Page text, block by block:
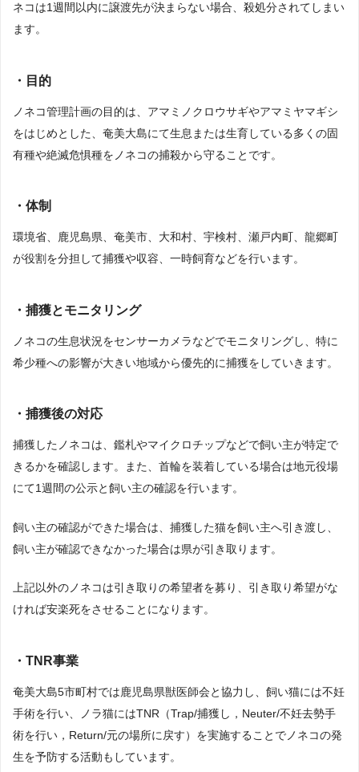
ネコは1週間以内に譲渡先が決まらない場合、殺処分されてしまい
ます。
・目的
ノネコ管理計画の目的は、アマミノクロウサギやアマミヤマギシ
をはじめとした、奄美大島にて生息または生育している多くの固
有種や絶滅危惧種をノネコの捕殺から守ることです。
・体制
環境省、鹿児島県、奄美市、大和村、宇検村、瀬戸内町、龍郷町
が役割を分担して捕獲や収容、一時飼育などを行います。
・捕獲とモニタリング
ノネコの生息状況をセンサーカメラなどでモニタリングし、特に
希少種への影響が大きい地域から優先的に捕獲をしていきます。
・捕獲後の対応
捕獲したノネコは、鑑札やマイクロチップなどで飼い主が特定で
きるかを確認します。また、首輪を装着している場合は地元役場
にて1週間の公示と飼い主の確認を行います。
飼い主の確認ができた場合は、捕獲した猫を飼い主へ引き渡し、
飼い主が確認できなかった場合は県が引き取ります。
上記以外のノネコは引き取りの希望者を募り、引き取り希望がな
ければ安楽死をさせることになります。
・TNR事業
奄美大島5市町村では鹿児島県獣医師会と協力し、飼い猫には不妊
手術を行い、ノラ猫にはTNR（Trap/捕獲し，Neuter/不妊去勢手
術を行い，Return/元の場所に戻す）を実施することでノネコの発
生を予防する活動もしています。